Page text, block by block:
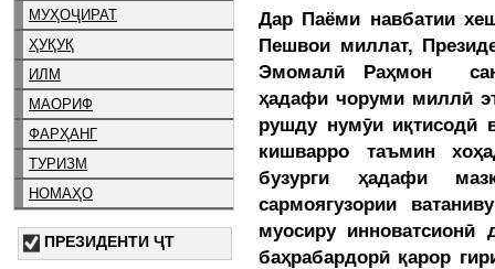
МУҲОҶИРАТ
ҲУҚУҚ
ИЛМ
МАОРИФ
ФАРҲАНГ
ТУРИЗМ
НОМАҲО
ПРЕЗИДЕНТИ ҶТ
Дар Паёми навбатии
Пешвои миллат,
Эмомалӣ Раҳмон
ҳадафи чоруми миллӣ
рушду нумӯи иқтисодӣ
кишварро таъмин
бузурги ҳадафи
сармоягузории
муосиру инноватсионӣ
баҳрабардорӣ қарор